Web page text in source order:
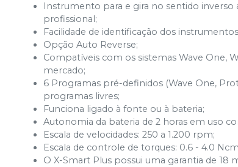
Instrumento para e gira no sentido
profissional;
Facilidade de identificação dos
Opção Auto Reverse;
Compatíveis com os sistemas Wave One,
mercado;
6 Programas pré-definidos (Wave One,
programas livres;
Funciona ligado à fonte ou à bateria;
Autonomia da bateria de 2 horas em uso
Escala de velocidades: 250 a 1.200 rpm;
Escala de controle de torques: 0.6 - 4.0
O X-Smart Plus possui uma garantia de 18